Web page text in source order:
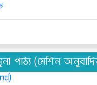
পাঠ্য (মেশিন